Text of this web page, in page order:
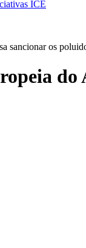
ICE
sancionar os
do